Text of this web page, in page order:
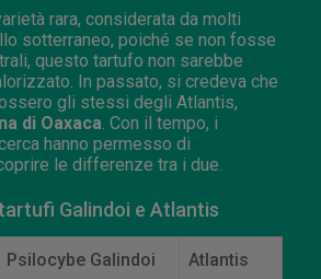
rara, considerata da molti
sotterraneo, poiché se non fosse
questo tartufo non sarebbe
In passato, si credeva che
gli stessi degli Atlantis,
di Oaxaca . Con il tempo, i
hanno permesso di
le differenze tra i due.
Galindoi e Atlantis
Psilocybe Galindoi Atlantis